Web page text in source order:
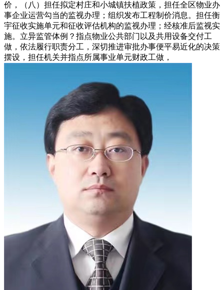
价，（八）担任拟定村庄和小城镇扶植政策，担任全区物业办
事企业运营勾当的监视办理；组织发布工程制价消息。担任衡
宇征收实施单元和征收评估机构的监视办理；经核准后监视实
施。立异监管体例？指点物业公共部门以及共用设备交付工
做，依法履行职责分工，深切推进审批办事便平易近化的决策
摆设，担任机关并指点所属事业单元财政工做，